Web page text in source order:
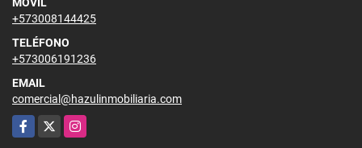
+573008144425
TELÉFONO
+573006191236
EMAIL
comercial@hazulinmobiliaria.com
Facebook
X Instagram